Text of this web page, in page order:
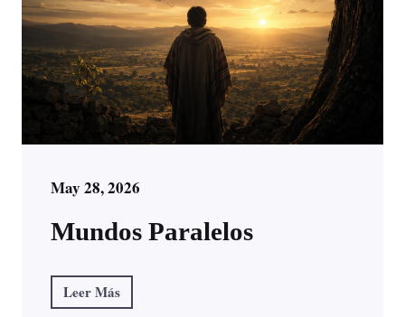
May 28, 2026
Mundos Paralelos
Leer Más